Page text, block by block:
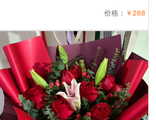
价格： ￥268